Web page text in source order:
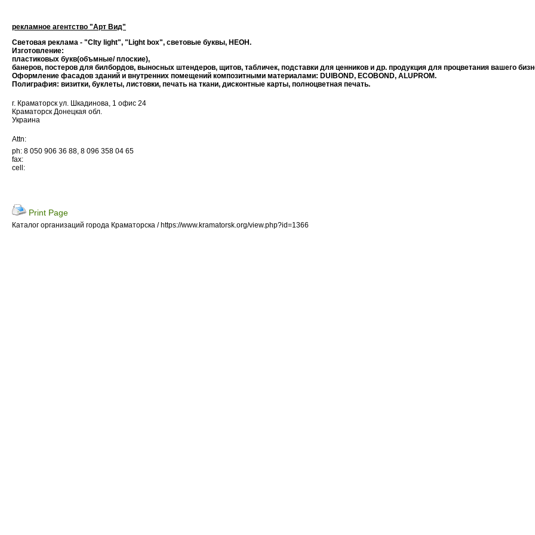
рекламное агентство "Арт Вид"
Световая реклама - "СIty light", "Light box", световые буквы, НЕОН.
Изготовление:
пластиковых букв(объмные/ плоские),
банеров, постеров для билбордов, выносных штендеров, щитов, табличек, подставки для ценников и др. продукция для процветания вашего
Оформление фасадов зданий и внутренних помещений композитными материалами: DUIBOND, ECOBOND, ALUPROM.
Полиграфия: визитки, буклеты, листовки, печать на ткани, дисконтные карты, полноцветная печать.
г. Краматорск ул. Шкадинова, 1 офис 24
Краматорск Донецкая обл.
Украина
Attn:
ph: 8 050 906 36 88, 8 096 358 04 65
fax:
cell:
Print Page
Каталог организаций города Краматорска / https://www.kramatorsk.org/view.php?id=1366